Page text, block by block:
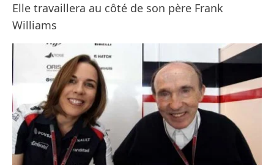
Elle travaillera au côté de son père Frank
Williams